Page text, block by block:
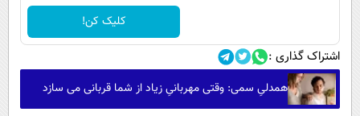
کلیک کن!
اشتراک گذاری :
همدلیِ سمی: وقتی مهربانیِ زیاد از شما قربانی می سازد